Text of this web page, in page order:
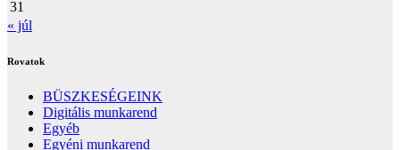
31
« júl
Rovatok
BÜSZKESÉGEINK
Digitális munkarend
Egyéb
Egyéni munkarend